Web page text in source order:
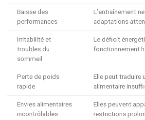
Baisse des
performances
L’entraînement
adaptations
Irritabilité et
troubles du
sommeil
Le déficit
fonctionnement
Perte de poids
rapide
Elle peut traduire
alimentaire
Envies alimentaires
incontrôlables
Elles peuvent
restrictions